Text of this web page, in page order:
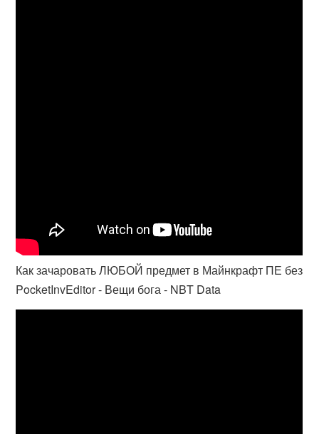
Как зачаровать ЛЮБОЙ предмет в Майнкрафт ПЕ без
PocketInvEditor - Вещи бога - NBT Data